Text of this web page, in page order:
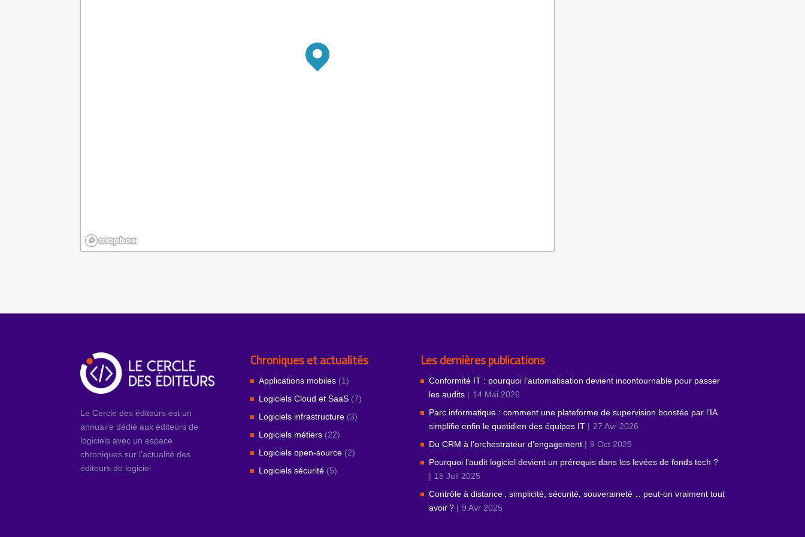
Le Cercle des éditeurs est un
annuaire dédié aux éditeurs de
logiciels avec un espace
chroniques sur l’actualité des
éditeurs de logiciel
Chroniques et actualités
Applications mobiles(1)
Logiciels Cloud et SaaS(7)
Logiciels infrastructure(3)
Logiciels métiers(22)
Logiciels open-source(2)
Logiciels sécurité(5)
Les dernières publications
Conformité IT : pourquoi l’automatisation devient incontournable pour passer
les audits
14 Mai 2026
Parc informatique : comment une plateforme de supervision boostée par l’IA
simplifie enfin le quotidien des équipes IT
27 Avr 2026
Du CRM à l’orchestrateur d’engagement
9 Oct 2025
Pourquoi l’audit logiciel devient un prérequis dans les levées de fonds tech ?
15 Juil 2025
Contrôle à distance : simplicité, sécurité, souveraineté… peut‑on vraiment tout
avoir ?
9 Avr 2025